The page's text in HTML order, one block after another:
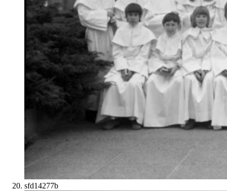
sfd14277b